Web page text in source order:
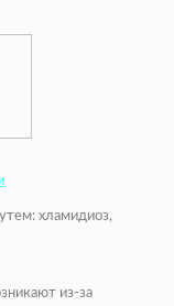
хламидиоз,
из-за